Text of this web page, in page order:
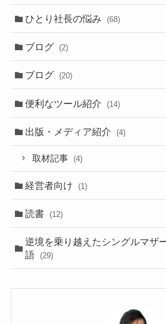
ひとり社長の悩み (68)
ブログ (2)
ブログ (20)
便利なツール紹介 (14)
出版・メディア紹介 (4)
取材記事 (4)
経営者向け (1)
読書 (12)
逆境を乗り越えたシングルマザ
語
(29)